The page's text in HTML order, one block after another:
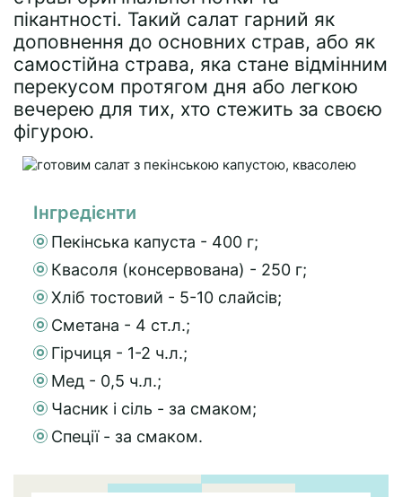
пікантності. Такий салат гарний як
доповнення до основних страв, або як
самостійна страва, яка стане відмінним
перекусом протягом дня або легкою
вечерею для тих, хто стежить за своєю
фігурою.
Інгредієнти
Пекінська капуста - 400 г;
Квасоля (консервована) - 250 г;
Хліб тостовий - 5-10 слайсів;
Сметана - 4 ст.л.;
Гірчиця - 1-2 ч.л.;
Мед - 0,5 ч.л.;
Часник і сіль - за смаком;
Спеції - за смаком.